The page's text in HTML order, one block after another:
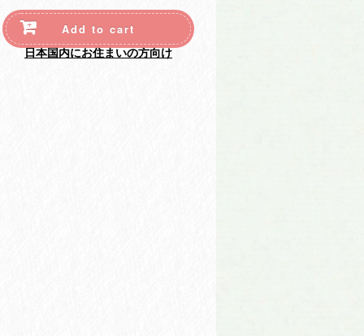
Add to cart
日本国内にお住まいの方向け